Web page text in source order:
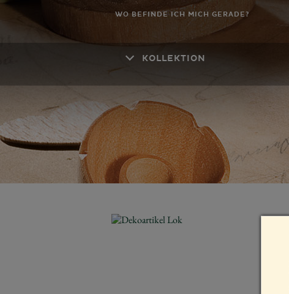
WO BEFINDE ICH MICH GERADE?
KOLLEKTION